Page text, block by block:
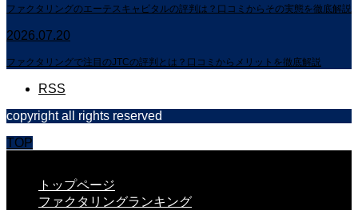
ファクタリングのエーテスキャピタルの評判は？口コミからその実態を徹底解説
2026.07.20
ファクタリングで注目のJTCの評判とは？口コミからメリットを徹底解説
RSS
copyright all rights reserved
TOP
トップページ
ファクタリングランキング